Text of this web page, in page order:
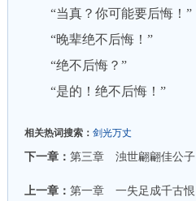
“当真？你可能要后悔！”
“晚辈绝不后悔！”
“绝不后悔？”
“是的！绝不后悔！”
相关热词搜索： 剑光万丈
下一章： 第三章 浊世翩翩佳公子
上一章： 第一章 一失足成千古恨